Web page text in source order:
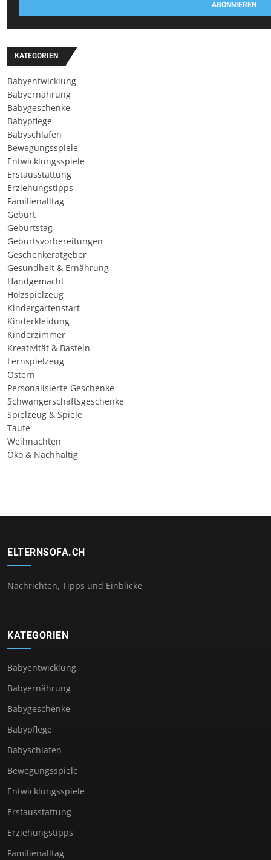
ABONNIEREN
KATEGORIEN
Babyentwicklung
Babyernährung
Babygeschenke
Babypflege
Babyschlafen
Bewegungsspiele
Entwicklungsspiele
Erstausstattung
Erziehungstipps
Familienalltag
Geburt
Geburtstag
Geburtsvorbereitungen
Geschenkeratgeber
Gesundheit & Ernährung
Handgemacht
Holzspielzeug
Kindergartenstart
Kinderkleidung
Kinderzimmer
Kreativität & Basteln
Lernspielzeug
Ostern
Personalisierte Geschenke
Schwangerschaftsgeschenke
Spielzeug & Spiele
Taufe
Weihnachten
Öko & Nachhaltig
ELTERNSOFA.CH
Nachrichten, Tipps und Einblicke
KATEGORIEN
Babyentwicklung
Babyernährung
Babygeschenke
Babypflege
Babyschlafen
Bewegungsspiele
Entwicklungsspiele
Erstausstattung
Erziehungstipps
Familienalltag